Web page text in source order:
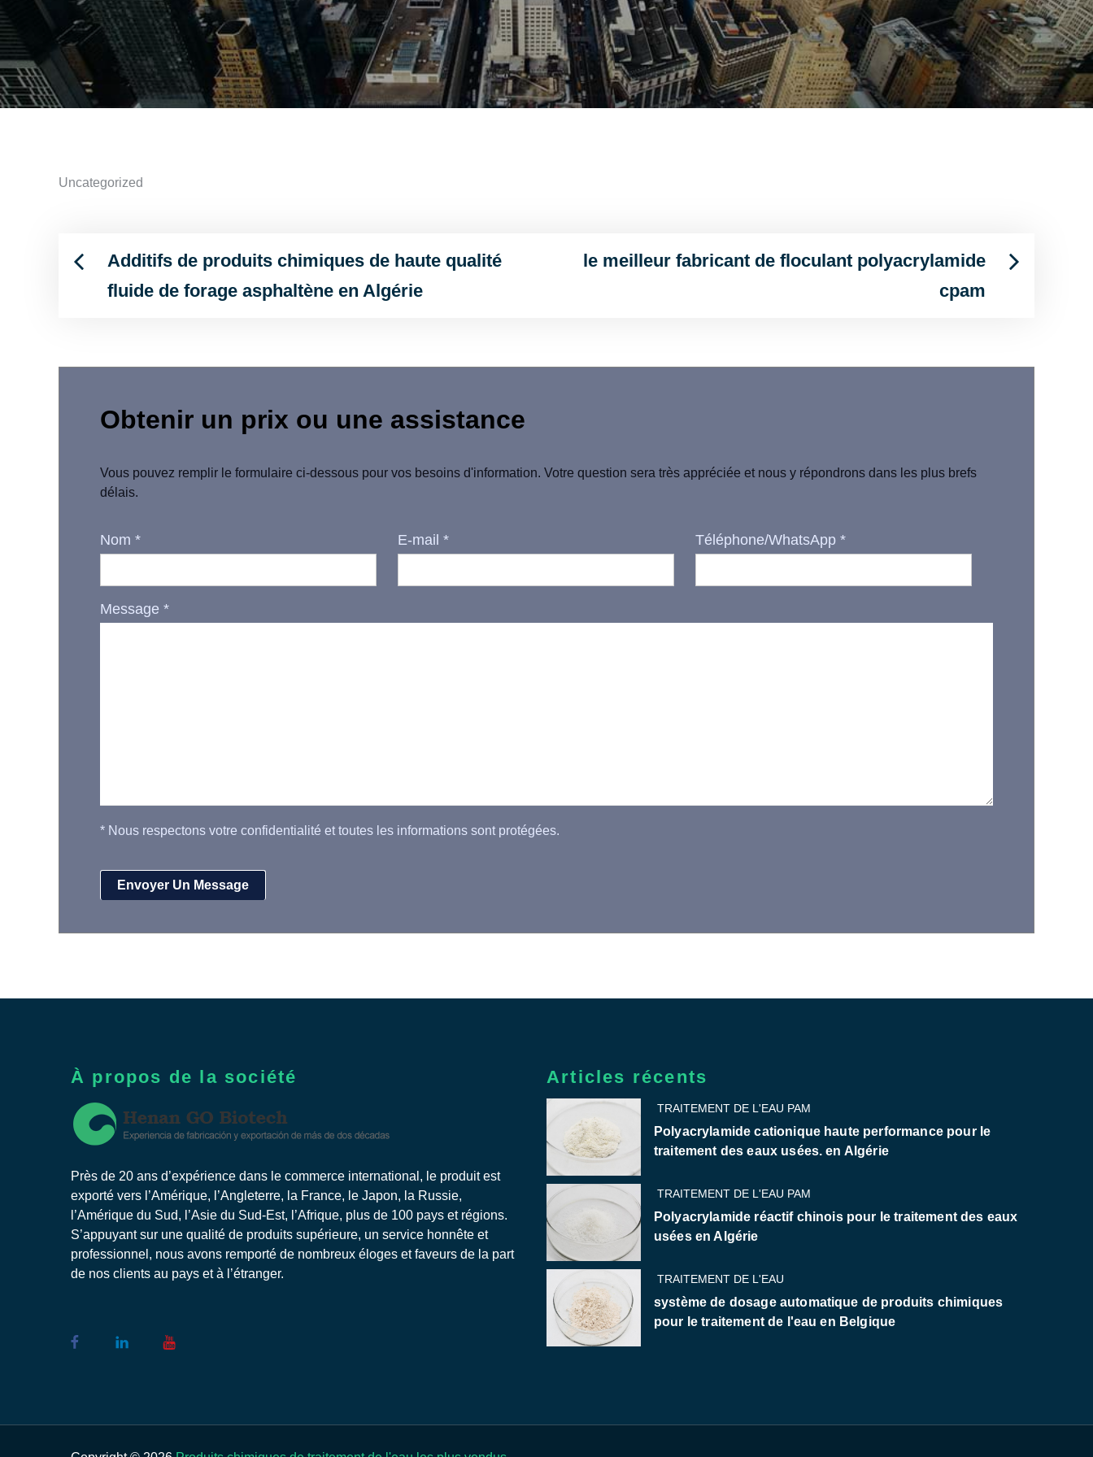
Uncategorized
PostAdditifs de produits chimiques de haute qualité
fluide de forage asphaltène en Algérie
le meilleur fabricant de floculant polyacrylamide
cpam
Obtenir un prix ou une assistance
Vous pouvez remplir le formulaire ci-dessous pour vos besoins d'information. Votre question sera très appréciée et nous y répondrons dans les plus brefs
délais.
Nom * E-mail * Téléphone/WhatsApp *
Message *
* Nous respectons votre confidentialité et toutes les informations sont protégées.
À propos de la société
Près de 20 ans d’expérience dans le commerce international, le produit est
exporté vers l’Amérique, l’Angleterre, la France, le Japon, la Russie,
l’Amérique du Sud, l’Asie du Sud-Est, l’Afrique, plus de 100 pays et régions.
S’appuyant sur une qualité de produits supérieure, un service honnête et
professionnel, nous avons remporté de nombreux éloges et faveurs de la part
de nos clients au pays et à l’étranger.
Articles récents
TRAITEMENT DE L'EAU PAM
Polyacrylamide cationique haute performance pour le
traitement des eaux usées. en Algérie
TRAITEMENT DE L'EAU PAM
Polyacrylamide réactif chinois pour le traitement des eaux
usées en Algérie
TRAITEMENT DE L'EAU
système de dosage automatique de produits chimiques
pour le traitement de l'eau en Belgique